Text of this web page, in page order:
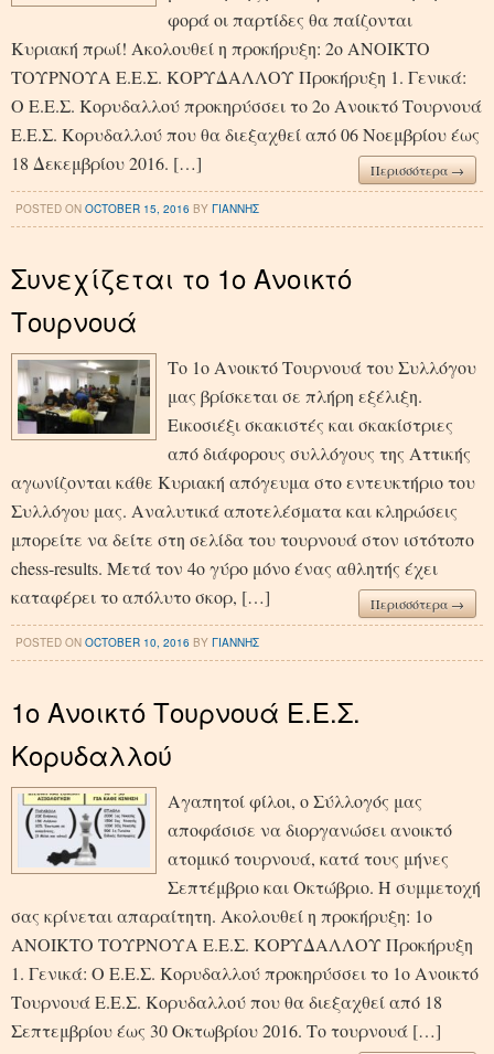
φορά οι παρτίδες θα παίζονται
Κυριακή πρωί! Ακολουθεί η προκήρυξη: 2ο ΑΝΟΙΚΤΟ
ΤΟΥΡΝΟΥΑ Ε.Ε.Σ. ΚΟΡΥΔΑΛΛΟΥ Προκήρυξη 1. Γενικά:
Ο Ε.Ε.Σ. Κορυδαλλού προκηρύσσει το 2ο Ανοικτό Τουρνουά
Ε.Ε.Σ. Κορυδαλλού που θα διεξαχθεί από 06 Νοεμβρίου έως
18 Δεκεμβρίου 2016. […]
Περισσότερα →
POSTED ONOCTOBER 15, 2016 BYΓΙΑΝΝΗΣ
Συνεχίζεται το 1ο Ανοικτό
Τουρνουά
Το 1ο Ανοικτό Τουρνουά του Συλλόγου
μας βρίσκεται σε πλήρη εξέλιξη.
Εικοσιέξι σκακιστές και σκακίστριες
από διάφορους συλλόγους της Αττικής
αγωνίζονται κάθε Κυριακή απόγευμα στο εντευκτήριο του
Συλλόγου μας. Αναλυτικά αποτελέσματα και κληρώσεις
μπορείτε να δείτε στη σελίδα του τουρνουά στον ιστότοπο
chess-results. Μετά τον 4ο γύρο μόνο ένας αθλητής έχει
καταφέρει το απόλυτο σκορ, […]
Περισσότερα →
POSTED ONOCTOBER 10, 2016 BYΓΙΑΝΝΗΣ
1ο Ανοικτό Τουρνουά Ε.Ε.Σ.
Κορυδαλλού
Αγαπητοί φίλοι, ο Σύλλογός μας
αποφάσισε να διοργανώσει ανοικτό
ατομικό τουρνουά, κατά τους μήνες
Σεπτέμβριο και Οκτώβριο. Η συμμετοχή
σας κρίνεται απαραίτητη. Ακολουθεί η προκήρυξη: 1ο
ΑΝΟΙΚΤΟ ΤΟΥΡΝΟΥΑ Ε.Ε.Σ. ΚΟΡΥΔΑΛΛΟΥ Προκήρυξη
1. Γενικά: Ο Ε.Ε.Σ. Κορυδαλλού προκηρύσσει το 1ο Ανοικτό
Τουρνουά Ε.Ε.Σ. Κορυδαλλού που θα διεξαχθεί από 18
Σεπτεμβρίου έως 30 Οκτωβρίου 2016. Το τουρνουά […]